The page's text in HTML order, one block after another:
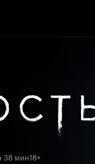
38 мин18+